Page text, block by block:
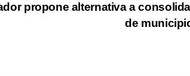
propone alternativa a
de